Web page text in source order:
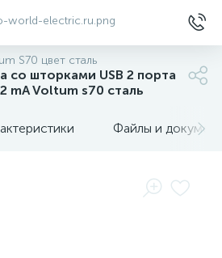
S70 цвет сталь
со шторками USB 2 порта
mA Voltum s70 сталь
Файлы и